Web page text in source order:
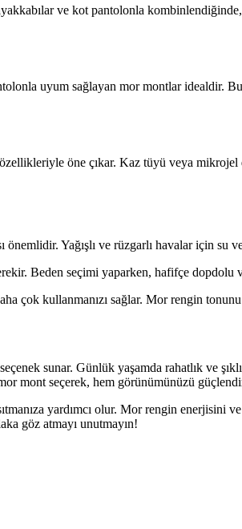
ve kot pantolonla
uyum sağlayan mor montlar idealdir.
öne çıkar. Kaz tüyü veya
Yağışlı ve rüzgarlı havalar için
Beden seçimi yaparken, hafifçe dopdolu
çok kullanmanızı sağlar. Mor rengin
sunar. Günlük yaşamda rahatlık ve
mont seçerek, hem görünümünüzü
yardımcı olur. Mor rengin
göz atmayı unutmayın!